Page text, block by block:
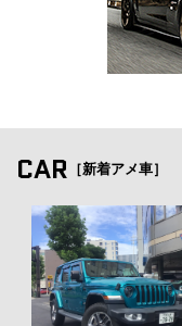
CAR ［新着アメ車］